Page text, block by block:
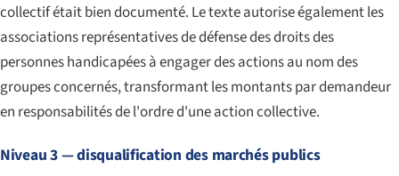
collectif était bien documenté. Le texte autorise également les
associations représentatives de défense des droits des
personnes handicapées à engager des actions au nom des
groupes concernés, transformant les montants par demandeur
en responsabilités de l'ordre d'une action collective.
Niveau 3 — disqualification des marchés publics